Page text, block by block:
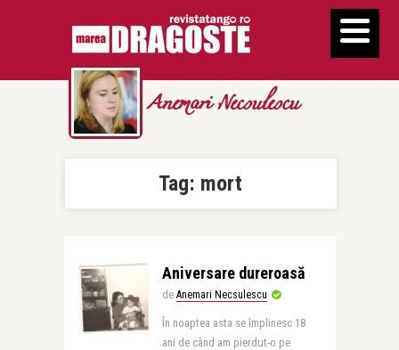
Anemari Necsulescu
Tag: mort
Aniversare dureroasă
de Anemari Necsulescu
În noaptea asta se împlinesc 18
ani de când am pierdut-o pe